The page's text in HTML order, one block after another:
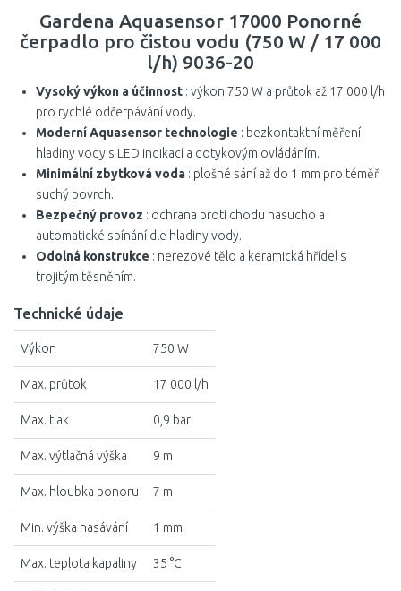
Gardena Aquasensor 17000 Ponorné
čerpadlo pro čistou vodu (750 W / 17 000
l/h) 9036-20
Vysoký výkon a účinnost : výkon 750 W a průtok až 17 000 l/h
pro rychlé odčerpávání vody.
Moderní Aquasensor technologie : bezkontaktní měření
hladiny vody s LED indikací a dotykovým ovládáním.
Minimální zbytková voda : plošné sání až do 1 mm pro téměř
suchý povrch.
Bezpečný provoz : ochrana proti chodu nasucho a
automatické spínání dle hladiny vody.
Odolná konstrukce : nerezové tělo a keramická hřídel s
trojitým těsněním.
Technické údaje
Výkon 750 W
Max. průtok 17 000 l/h
Max. tlak 0,9 bar
Max. výtlačná výška 9 m
Max. hloubka ponoru 7 m
Min. výška nasávání 1 mm
Max. teplota kapaliny 35 °C